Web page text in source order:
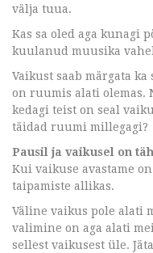
välja tuua.
Kas sa oled aga kunagi
kuulanud muusika
Vaikust saab märgata ka
on ruumis alati olemas.
kedagi teist on seal
täidad ruumi millegagi?
Pausil ja vaikusel on
Kui vaikuse avastame
taipamiste allikas.
Väline vaikus pole alati
valimine on aga alati
sellest vaikusest üle.